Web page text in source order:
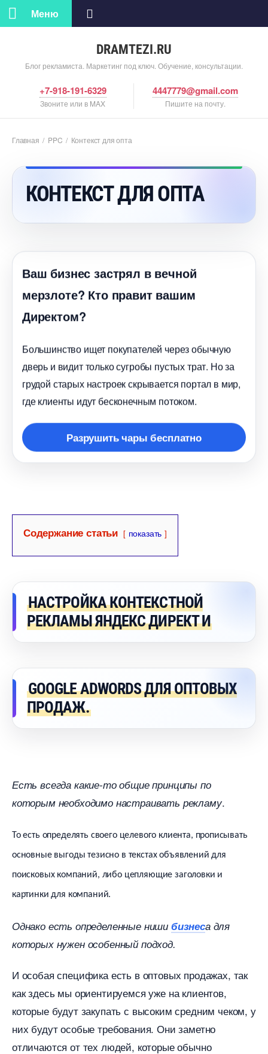
DRAMTEZI.RU
Блог рекламиста. Маркетинг под ключ. Обучение, консультации.
Меню
+7-918-191-6329
Звоните или в MAX
4447779@gmail.com
Пишите на почту.
Главная / PPC / Контекст для опта
КОНТЕКСТ ДЛЯ ОПТА
аш бизнес застрял в вечной
мерзлоте? Кто правит вашим
Директом?
Большинство ищет покупателей через обычную
дверь и видит только сугробы пустых трат. Но за
рудой старых настроек скрывается портал в мир,
де клиенты идут бесконечным потоком.
Разрушить чары бесплатно
Содержание статьи показать
НАСТРОЙКА КОНТЕКСТНОЙ
РЕКЛАМЫ ЯНДЕКС ДИРЕКТ И
GOOGLE ADWORDS ДЛЯ ОПТОВЫХ
ПРОДАЖ.
Есть всегда какие-то общие принципы по
которым необходимо настраивать рекламу.
То есть определять своего целевого клиента, прописывать
основные выгоды тезисно в текстах объявлений для
поисковых компаний, либо цепляющие заголовки и
картинки для компаний.
Однако есть определенные ниши изнеса для
которых нужен особенный подход.
И особая специфика есть в оптовых продажах, так
как здесь мы ориентируемся уже на клиентов,
которые будут закупать с высоким средним чеком, у
них будут особые требования. Они заметно
отличаются от тех людей, которые обычно